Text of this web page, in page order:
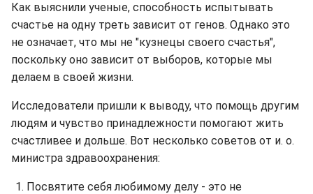
Как выяснили ученые, способность испытывать
счастье на одну треть зависит от генов. Однако это
не означает, что мы не "кузнецы своего счастья",
поскольку оно зависит от выборов, которые мы
делаем в своей жизни.
Исследователи пришли к выводу, что помощь другим
людям и чувство принадлежности помогают жить
счастливее и дольше. Вот несколько советов от и. о.
министра здравоохранения:
Посвятите себя любимому делу - это не